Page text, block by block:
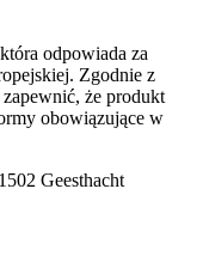
odpowiada za
Zgodnie z
że produkt
obowiązujące w
Geesthacht